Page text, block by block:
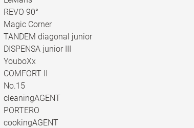
REVO 90°
Magic Corner
TANDEM diagonal junior
DISPENSA junior III
YouboXx
COMFORT II
No.15
cleaningAGENT
PORTERO
cookingAGENT